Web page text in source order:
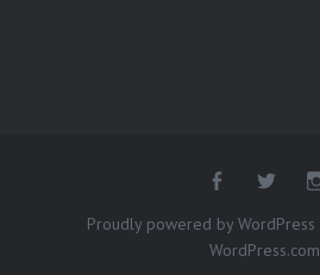
Proudly powered by WordPress
WordPress.com